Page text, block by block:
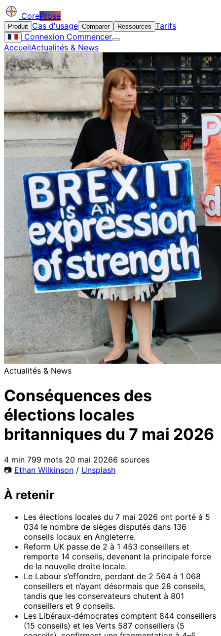
CoreProse
Produit Cas d'usage Comparer Ressources Tarifs
Connexion Commencer
AccueilActualités & News
Actualités & News
Conséquences des
élections locales
britanniques du 7 mai 2026
4 min 799 mots 20 mai 20266 sources
📷 Ethan Wilkinson / Unsplash
À retenir
Les élections locales du 7 mai 2026 ont porté à 5
034 le nombre de sièges disputés dans 136
conseils locaux en Angleterre.
Reform UK passe de 2 à 1 453 conseillers et
remporte 14 conseils, devenant la principale force
de la nouvelle droite locale.
Le Labour s’effondre, perdant de 2 564 à 1 068
conseillers et n’ayant désormais que 28 conseils,
tandis que les conservateurs chutent à 801
conseillers et 9 conseils.
Les Libéraux‑démocrates comptent 844 conseillers
(15 conseils) et les Verts 587 conseillers (5